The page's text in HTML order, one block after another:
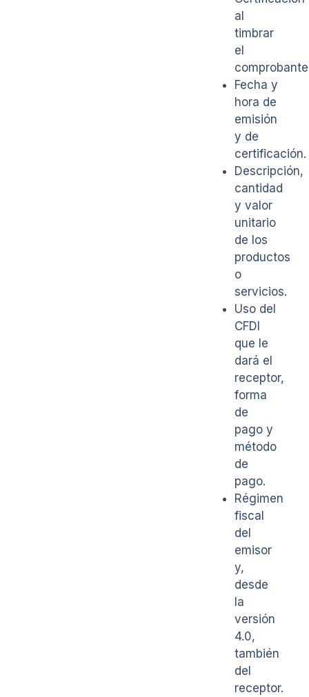
al
timbrar
el
Fecha y
hora de
emisión
y de
certificación.
Descripción,
cantidad
y valor
unitario
de los
productos
o
servicios.
Uso del
CFDI
que le
dará el
receptor,
forma
de
pago y
método
de
pago.
Régimen
fiscal
del
emisor
y,
desde
la
versión
4.0,
también
del
receptor.